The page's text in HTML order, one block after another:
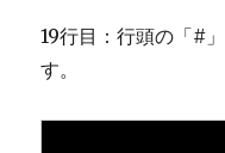
19行目：行頭の「#
す。